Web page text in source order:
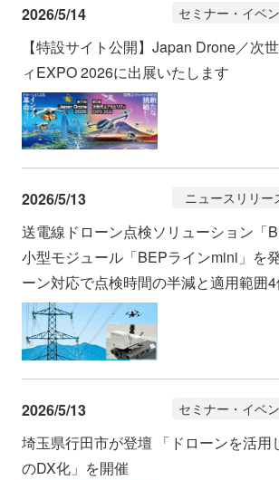
2026/5/14 セミナー・イベ
【特設サイト公開】Japan Drone／次
ィEXPO 2026に出展いたします
2026/5/13 ニュースリリー
送電線ドローン点検ソリューション「
小型モジュール「BEPラインmini」を
ーン対応で点検時間の半減と適用範囲
2026/5/13 セミナー・イベ
埼玉県行田市が登壇 「ドローンを活用
のDX化」を開催